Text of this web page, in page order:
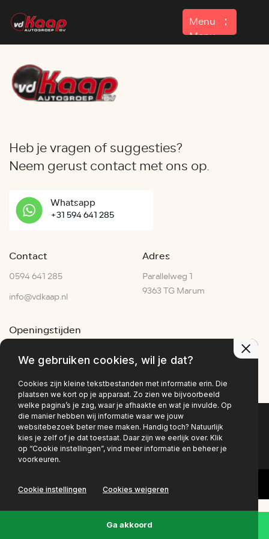
Menu
Menu
Home
Aanbod
Heb je vragen of suggesties?
Neem gerust contact met ons op.
Whatsapp
+31 594 641 285
Contact
0594 641 285
info@vdkaap.nl
Adres
Parallelweg 1
9363 TG Marum
Openingstijden
Za:
07:00–15:00
Zo:
Gesloten
Privacy policy
We gebruiken cookies, wil je dat?
Cookies zijn kleine tekstbestanden met informatie erin. Die
plaatsen we kort op je apparaat. Zo zien we bijvoorbeeld
welke pagina’s je zag, waar je afhaakte en wat je invulde. Op
die manier hebben wij informatie waar we jouw
websitebezoek beter mee maken. Handig toch? Natuurlijk
kies je zelf of je dat toestaat. Daar zijn we eerlijk over. Klik
op “Cookie instellingen”, vind meer informatie en beheer je
voorkeuren.
Cookie instellingen Cookies weigeren
Ga akkoord